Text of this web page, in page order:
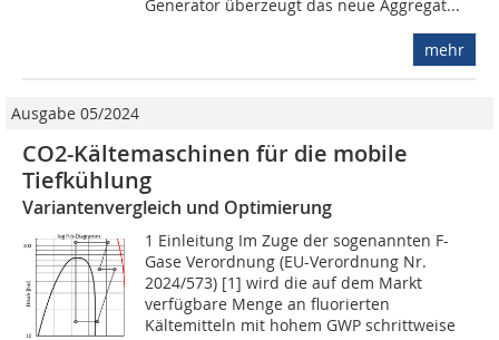
Generator überzeugt das neue Aggregat...
mehr
Ausgabe 05/2024
CO2-Kältemaschinen für die mobile
Tiefkühlung
Variantenvergleich und Optimierung
1 Einleitung Im Zuge der sogenannten F-
Gase Verordnung (EU-Verordnung Nr.
2024/573) [1] wird die auf dem Markt
verfügbare Menge an fluorierten
Kältemitteln mit hohem GWP schrittweise